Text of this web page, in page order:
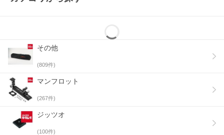
その他
(809件)
マンフロット
(267件)
ジッツオ
(100件)